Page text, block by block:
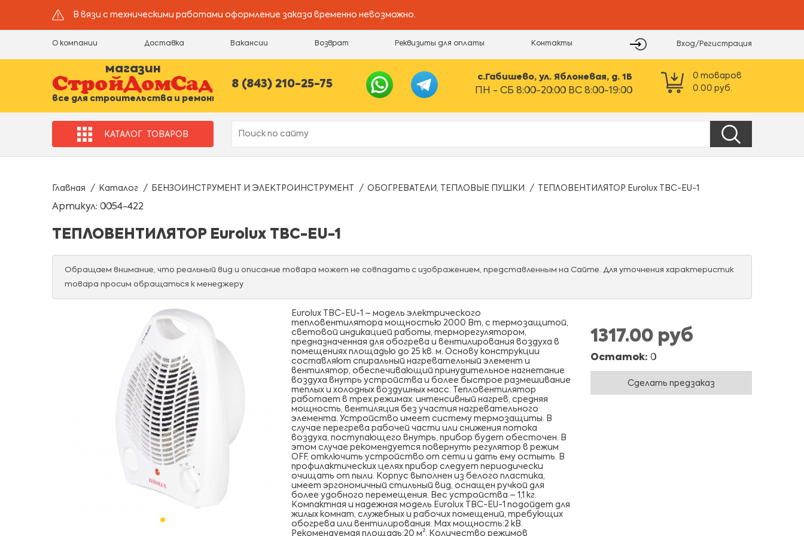
В вязи с техническими работами оформление заказа временно невозможно.
О компании Доставка Вакансии Возврат Реквизиты для оплаты Контакты Вход/Регистрация
магазин
все для строительства и ремонта
8 (843) 210-25-75
с.Габишево, ул. Яблоневая, д. 1Б
ПН - СБ 8:00-20:00 ВС 8:00-19:00
0 товаров
0.00 руб.
КАТАЛОГ ТОВАРОВ
Главная Каталог БЕНЗОИНСТРУМЕНТ И ЭЛЕКТРОИНСТРУМЕНТ ОБОГРЕВАТЕЛИ, ТЕПЛОВЫЕ ПУШКИ ТЕПЛОВЕНТИЛЯТОР Eurolux ТВС-EU-1
Артикул: 0054-422
ТЕПЛОВЕНТИЛЯТОР Eurolux ТВС-EU-1
Обращаем внимание, что реальный вид и описание товара может не совпадать с изображением, представленным на Сайте. Для уточнения характеристик
товара просим обращаться к менеджеру
Eurolux TBC-EU-1 – модель электрического
тепловентилятора мощностью 2000 Вт, с термозащитой,
световой индикацией работы, терморегулятором,
предназначенная для обогрева и вентилирования воздуха в
помещениях площадью до 25 кв. м. Основу конструкции
составляют спиральный нагревательный элемент и
вентилятор, обеспечивающий принудительное нагнетание
воздуха внутрь устройства и более быстрое размешивание
теплых и холодных воздушных масс. Тепловентилятор
работает в трех режимах: интенсивный нагрев, средняя
мощность, вентиляция без участия нагревательного
элемента. Устройство имеет систему термозащиты. В
случае перегрева рабочей части или снижения потока
воздуха, поступающего внутрь, прибор будет обесточен. В
этом случае рекомендуется повернуть регулятор в режим
OFF, отключить устройство от сети и дать ему остыть. В
профилактических целях прибор следует периодически
очищать от пыли. Корпус выполнен из белого пластика,
имеет эргономичный стильный вид, оснащен ручкой для
более удобного перемещения. Вес устройства – 1,1 кг.
Компактная и надежная модель Eurolux TBC-EU-1 подойдет для
жилых комнат, служебных и рабочих помещений, требующих
обогрева или вентилирования. Max мощность:2 кВ.
Рекомендуемая площадь:20 м². Количество режимов
1317.00 руб
Остаток: 0
Сделать предзаказ